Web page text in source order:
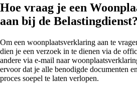
Hoe vraag je een
aan bij de Belastingdienst?
Om een woonplaatsverklaring aan te
dien je een verzoek in te dienen via de
andere via e-mail naar
ervoor dat je alle benodigde documenten
proces soepel te laten verlopen.